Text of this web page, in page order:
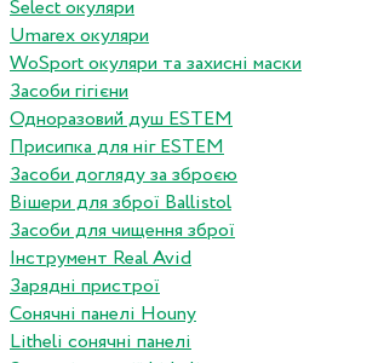
Select окуляри
Umarex окуляри
WoSport окуляри та захисні маски
Засоби гігієни
Одноразовий душ ESTEM
Присипка для ніг ESTEM
Засоби догляду за зброєю
Вішери для зброї Ballistol
Засоби для чищення зброї
Інструмент Real Avid
Зарядні пристрої
Сонячні панелі Houny
Litheli сонячні панелі